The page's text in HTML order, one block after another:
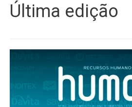
Última edição